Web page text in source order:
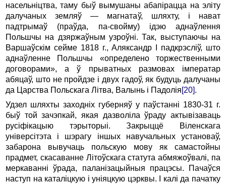
насельніцтва, таму быў вымушаны абапірацца на эліту
далучаных земляў — магнатаў, шляхту, і нават
падтрымаў (праўда, па-свойму) ідэю аднаўлення
Польшчы на дзяржаўным узроўні. Так, выступаючы на
Варшаўскім сейме 1818 г., Аляксандр I падкрэсліў, што
аднаўленне Польшчы «определено торжественными
договорами», а ў прыватных размовах імператар
абяцаў, што не пройдзе і двух гадоў, як будуць далучаны
да Царства Польскага Літва, Валынь і Падолія[20].
Удзел шляхты заходніх губерняў у паўстанні 1830-31 г.
быў той зачэпкай, якая дазволіла ўраду актывізаваць
русіфікацыю тэрыторыі. Закрыццё Віленскага
універсітэта і шэрагу іншых навучальных установаў,
забарона вывучаць польскую мову як самастойны
прадмет, скасаванне Літоўскага статута абмяжоўвалі, па
меркаванні ўрада, паланізацыйныя працэсы. Пачаўся
наступ на каталіцкую і уніяцкую цэрквы. І калі да пачатку